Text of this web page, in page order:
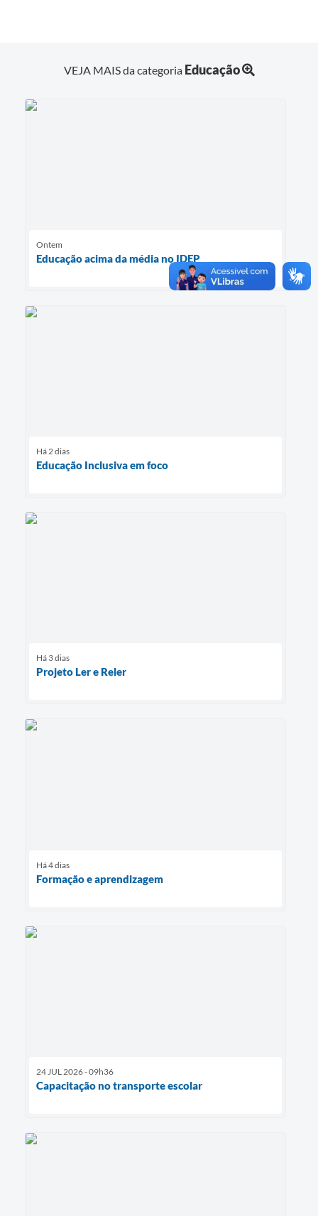
VEJA MAIS da categoria Educação
Ontem
Educação acima da média no IDEP
Há 2 dias
Educação Inclusiva em foco
Há 3 dias
Projeto Ler e Reler
Há 4 dias
Formação e aprendizagem
24 JUL 2026 - 09h36
Capacitação no transporte escolar